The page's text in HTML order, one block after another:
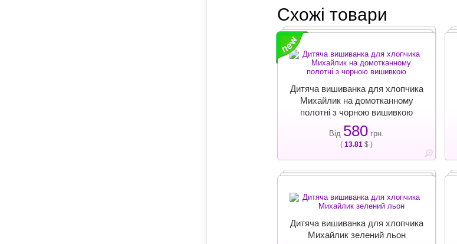
Схожі товари
Дитяча вишиванка для хлопчика
Михайлик на домотканному
полотні з чорною вишивкою
Від 580 грн.
( 13.81 $ )
Дитяча вишиванка для хлопчика
Михайлик зелений льон